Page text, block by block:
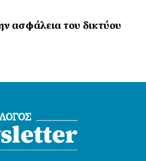
ασφάλεια του δικτύου